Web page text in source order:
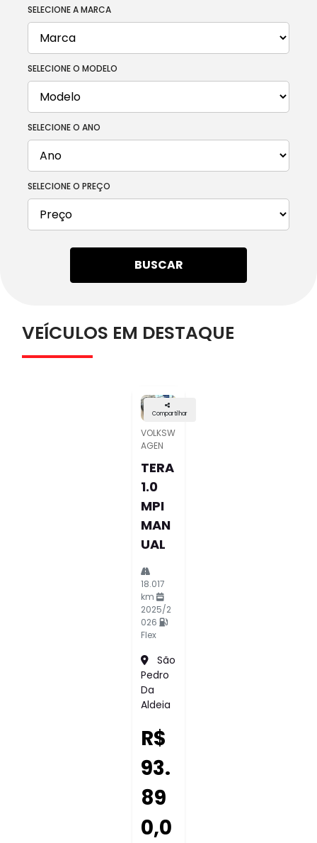
SELECIONE A MARCA
SELECIONE O MODELO
SELECIONE O ANO
SELECIONE O PREÇO
BUSCAR
VEÍCULOS EM DESTAQUE
Compartilhar
VOLKSW
AGEN
TERA
1.0
MPI
MAN
UAL
18.017
km
2025/2
026
Flex
São
Pedro
Da
Aldeia
R$
93.
89
0,0